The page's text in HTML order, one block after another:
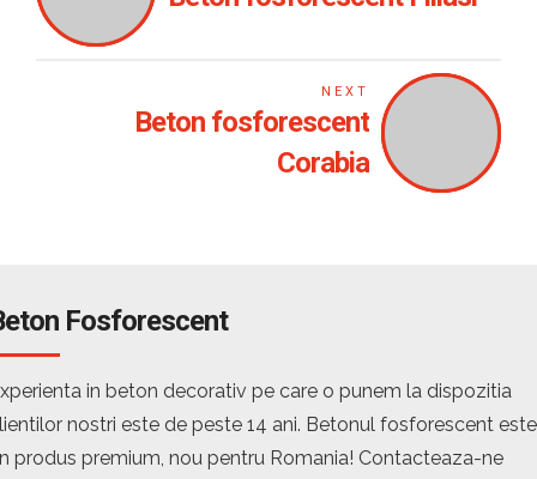
NEXT
Beton fosforescent
Corabia
Fosforescent
in beton decorativ pe care o punem la dispozitia
nostri este de peste 14 ani. Betonul fosforescent este
produs premium, nou pentru Romania! Contacteaza-ne